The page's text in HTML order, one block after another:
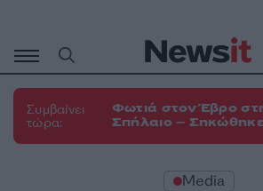
περιεχόμενο
Συμβαίνει
τώρα:
Φωτιά στον Έβρο
Σπήλαιο –
Media